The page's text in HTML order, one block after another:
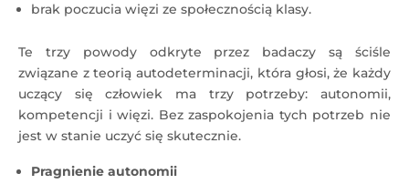
brak poczucia więzi ze społecznością klasy.
Te trzy powody odkryte przez badaczy są ściśle
związane z teorią autodeterminacji, która głosi, że każdy
uczący się człowiek ma trzy potrzeby: autonomii,
kompetencji i więzi. Bez zaspokojenia tych potrzeb nie
jest w stanie uczyć się skutecznie.
Pragnienie autonomii